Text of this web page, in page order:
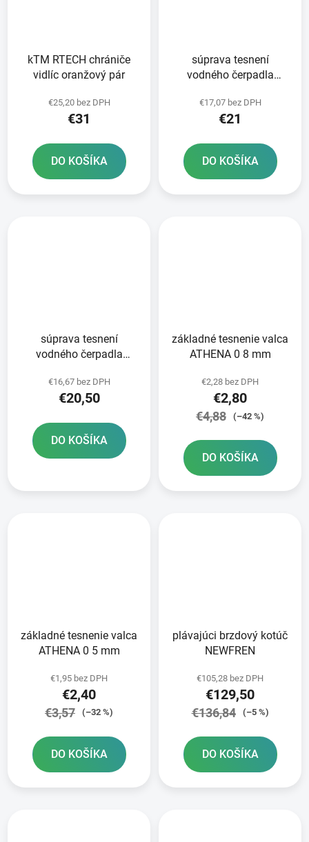
kTM RTECH chrániče
vidlíc oranžový pár
€25,20 bez DPH
€31
DO KOŠÍKA
súprava tesnení
vodného čerpadla
€17,07 bez DPH
€21
DO KOŠÍKA
súprava tesnení
vodného čerpadla
€16,67 bez DPH
€20,50
DO KOŠÍKA
základné tesnenie valca
ATHENA 0 8 mm
€2,28 bez DPH
€2,80
€4,88 (–42 %)
DO KOŠÍKA
základné tesnenie valca
ATHENA 0 5 mm
€1,95 bez DPH
€2,40
€3,57 (–32 %)
DO KOŠÍKA
plávajúci brzdový kotúč
NEWFREN
€105,28 bez DPH
€129,50
€136,84 (–5 %)
DO KOŠÍKA